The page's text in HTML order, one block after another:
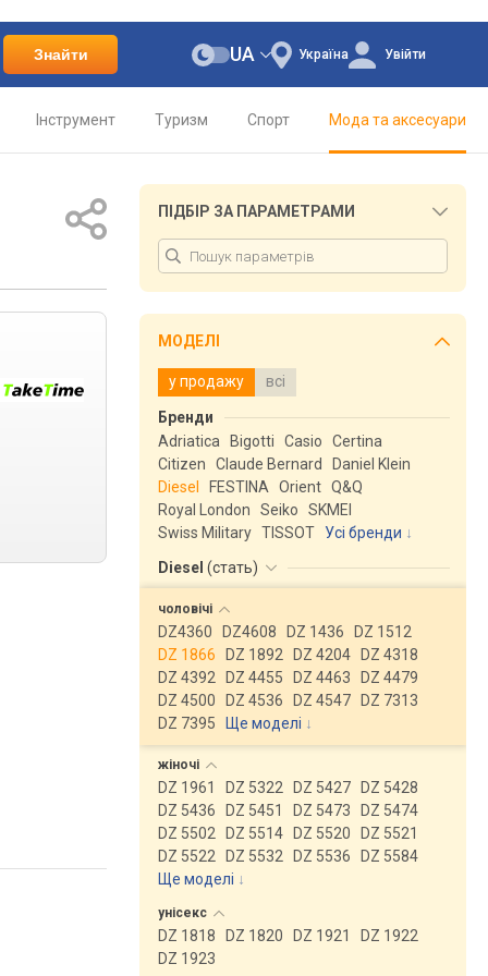
Знайти Україна
UA Увійти
Інструмент Туризм Спорт Мода та аксесуари
ПІДБІР ЗА ПАРАМЕТРАМИ
МОДЕЛІ
у продажу всі
Бренди
Adriatica
Bigotti Casio
Certina
Citizen
Claude Bernard
Daniel Klein
Diesel
FESTINA Orient Q&Q
Royal London
Seiko
SKMEI
Swiss Military TISSOT
Усі бренди
Diesel (стать)
чоловічі
DZ4360 DZ4608 DZ 1436
DZ 1512
DZ 1866
DZ 1892 DZ 4204
DZ 4318
DZ 4392
DZ 4455 DZ 4463
DZ 4479
DZ 4500
DZ 4536 DZ 4547
DZ 7313
DZ 7395
Ще моделі ↓
жіночі
DZ 1961 DZ 5322 DZ 5427
DZ 5428
DZ 5436
DZ 5451 DZ 5473
DZ 5474
DZ 5502
DZ 5514 DZ 5520
DZ 5521
DZ 5522
DZ 5532 DZ 5536
DZ 5584
Ще моделі ↓
унісекс
DZ 1818 DZ 1820 DZ 1921
DZ 1922
DZ 1923